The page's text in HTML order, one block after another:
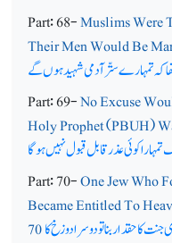
Part: 68-Muslims Were
Their Men Would Be
تھا کہ تمہارے ستّر آدمی شہید ہوں گے
Part: 69-No Excuse
Holy Prophet (PBUH)
تمہارا کوئی عذر قابل قبول نہیں ہوگا
Part: 70-One Jew Who
Became Entitled To
70کا حقدار بنا تو دوسرا دوزخ کا